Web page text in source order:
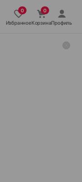
ИзбранноеКорзинаПрофиль